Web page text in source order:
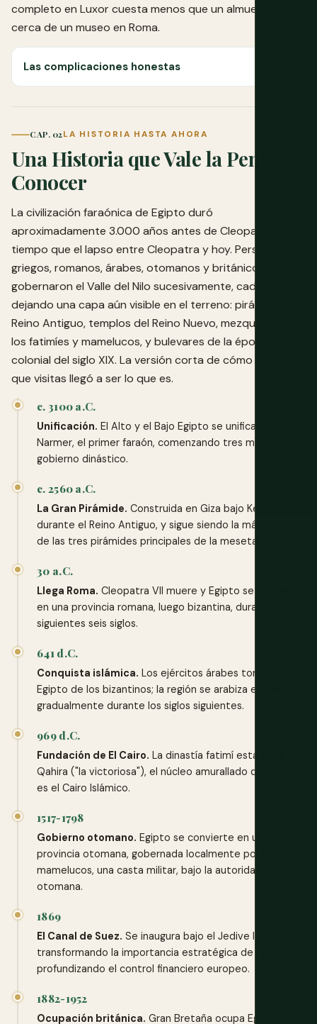
completo en Luxor cuesta menos que un almuerzo
cerca de un museo en Roma.
Las complicaciones honestas
CAP. 02LA HISTORIA HASTA AHORA
Una Historia que Vale la Pena
Conocer
La civilización faraónica de Egipto duró
aproximadamente 3.000 años antes de Cleopatra, más
tiempo que el lapso entre Cleopatra y hoy. Persas,
griegos, romanos, árabes, otomanos y británicos
gobernaron el Valle del Nilo sucesivamente, cada uno
dejando una capa aún visible en el terreno: pirámides del
Reino Antiguo, templos del Reino Nuevo, mezquitas de
los fatimíes y mamelucos, y bulevares de la época
colonial del siglo XIX. La versión corta de cómo el país
que visitas llegó a ser lo que es.
c. 3100 a.C.
Unificación. El Alto y el Bajo Egipto se unifican bajo
Narmer, el primer faraón, comenzando tres milenios de
gobierno dinástico.
c. 2560 a.C.
La Gran Pirámide. Construida en Giza bajo Keops
durante el Reino Antiguo, y sigue siendo la más grande
de las tres pirámides principales de la meseta.
30 a.C.
Llega Roma. Cleopatra VII muere y Egipto se convierte
en una provincia romana, luego bizantina, durante los
siguientes seis siglos.
641 d.C.
Conquista islámica. Los ejércitos árabes toman
Egipto de los bizantinos; la región se arabiza e islamiza
gradualmente durante los siglos siguientes.
969 d.C.
Fundación de El Cairo. La dinastía fatimí establece al-
Qahira ("la victoriosa"), el núcleo amurallado que ahora
es el Cairo Islámico.
1517-1798
Gobierno otomano. Egipto se convierte en una
provincia otomana, gobernada localmente por los
mamelucos, una casta militar, bajo la autoridad nominal
otomana.
1869
El Canal de Suez. Se inaugura bajo el Jedive Ismail,
transformando la importancia estratégica de Egipto y
profundizando el control financiero europeo.
1882-1952
Ocupación británica. Gran Bretaña ocupa Egipto en